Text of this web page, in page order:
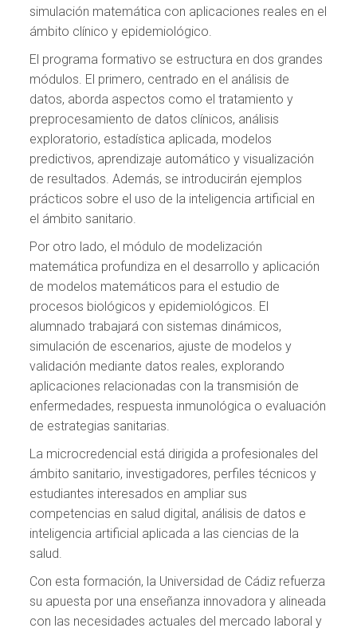
simulación matemática con aplicaciones reales en el
ámbito clínico y epidemiológico.
El programa formativo se estructura en dos grandes
módulos. El primero, centrado en el análisis de
datos, aborda aspectos como el tratamiento y
preprocesamiento de datos clínicos, análisis
exploratorio, estadística aplicada, modelos
predictivos, aprendizaje automático y visualización
de resultados. Además, se introducirán ejemplos
prácticos sobre el uso de la inteligencia artificial en
el ámbito sanitario.
Por otro lado, el módulo de modelización
matemática profundiza en el desarrollo y aplicación
de modelos matemáticos para el estudio de
procesos biológicos y epidemiológicos. El
alumnado trabajará con sistemas dinámicos,
simulación de escenarios, ajuste de modelos y
validación mediante datos reales, explorando
aplicaciones relacionadas con la transmisión de
enfermedades, respuesta inmunológica o evaluación
de estrategias sanitarias.
La microcredencial está dirigida a profesionales del
ámbito sanitario, investigadores, perfiles técnicos y
estudiantes interesados en ampliar sus
competencias en salud digital, análisis de datos e
inteligencia artificial aplicada a las ciencias de la
salud.
Con esta formación, la Universidad de Cádiz refuerza
su apuesta por una enseñanza innovadora y alineada
con las necesidades actuales del mercado laboral y